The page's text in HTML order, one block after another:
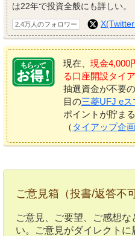
は22年で投資全般にも詳しい。
2.4万人のフォロワー X(Twitter
現在、 現金4,000
る口座開設タイ
抽選資金が不要の
目の三菱UFJ e
ポイントが貯まる
（ タイアップ企
ご意見箱（投書/返答不可
ご意見、ご要望、ご感想
い。ご意見がダイレクトに